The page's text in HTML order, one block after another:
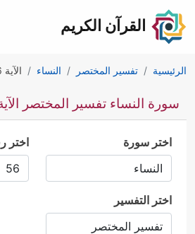
القرآن الكريم
الرئيسية تفسير المختصر النساء الآية 56
سورة النساء تفسير المختصر الآية
اختر سورة اختر
اختر التفسير